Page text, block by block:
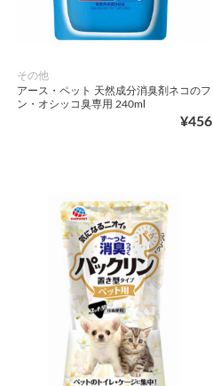
その他
アース・ペット 天然成分消臭剤ネコのフ
ン・オシッコ臭専用 240ml
¥456